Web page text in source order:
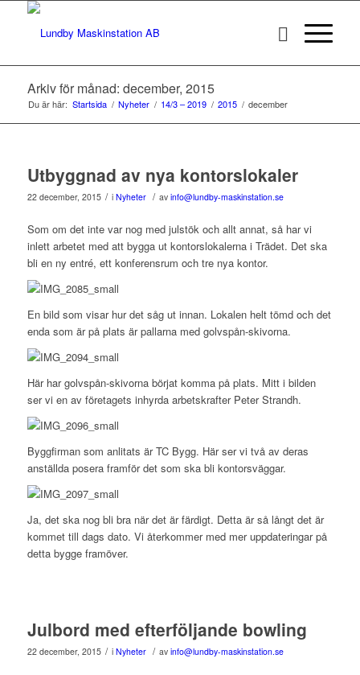
Arkiv för månad: december, 2015
Du är här: Startsida / Nyheter / 14/3 – 2019 / 2015 / december
Utbyggnad av nya kontorslokaler
22 december, 2015 / i Nyheter / av info@lundby-maskinstation.se
Som om det inte var nog med julstök och allt annat, så har vi
inlett arbetet med att bygga ut kontorslokalerna i Trädet. Det ska
bli en ny entré, ett konferensrum och tre nya kontor.
En bild som visar hur det såg ut innan. Lokalen helt tömd och det
enda som är på plats är pallarna med golvspån-skivorna.
Här har golvspån-skivorna börjat komma på plats. Mitt i bilden
ser vi en av företagets inhyrda arbetskrafter Peter Strandh.
Byggfirman som anlitats är TC Bygg. Här ser vi två av deras
anställda posera framför det som ska bli kontorsväggar.
Ja, det ska nog bli bra när det är färdigt. Detta är så långt det är
kommet till dags dato. Vi återkommer med mer uppdateringar på
detta bygge framöver.
Julbord med efterföljande bowling
22 december, 2015 / i Nyheter / av info@lundby-maskinstation.se